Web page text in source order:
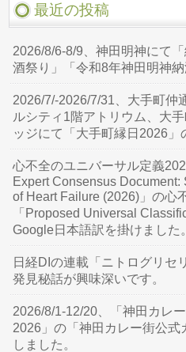
最近の投稿
2026/8/6-8/9、神田明神にて
酒祭り」「令和8年神田明神納
2026/7/-2026/7/31、大手町仲
ルシティ1階アトリウム、大
ッジにて「大手町縁日2026」
心不全のユニバーサル定義
Expert Consensus
of Heart Failure (2026)」の心
「Proposed Universal
Google日本語訳を掛けました。
日経DIの連載「ニトログリセ
発見秘話が興味深いです。
2026/8/1-12/20、「神田カレ
2026」の「神田カレー街公
しました。